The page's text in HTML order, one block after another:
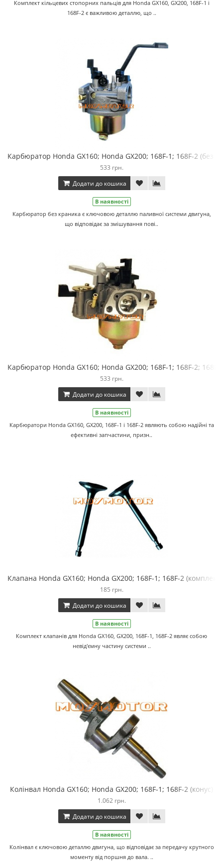
Комплект кільцевих стопорних пальців для Honda GX160, GX200, 168F-1 і
168F-2 є важливою деталлю, що ..
Карбюратор Honda GX160; Honda GX200; 168F-1; 168F-2 (без
533 грн.
Додати до кошика
В наявності
Карбюратор без краника є ключовою деталлю паливної системи двигуна,
що відповідає за змішування пові..
Карбюратор Honda GX160; Honda GX200; 168F-1; 168F-2; 168F-
533 грн.
Додати до кошика
В наявності
Карбюратори Honda GX160, GX200, 168F-1 і 168F-2 являють собою надійні та
ефективні запчастини, призн..
Клапана Honda GX160; Honda GX200; 168F-1; 168F-2 (комплект)
185 грн.
Додати до кошика
В наявності
Комплект клапанів для Honda GX160, GX200, 168F-1, 168F-2 являє собою
невід'ємну частину системи ..
Колінвал Honda GX160; Honda GX200; 168F-1; 168F-2 (конус)
1.062 грн.
Додати до кошика
В наявності
Колінвал є ключовою деталлю двигуна, що відповідає за передачу крутного
моменту від поршня до вала. ..